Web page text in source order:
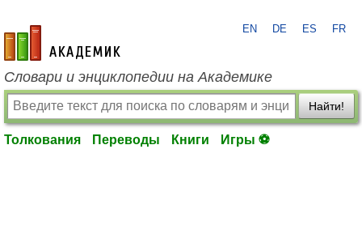
academic.ru
EN DE ES FR
Словари и энциклопедии на Академике
Найти!
Толкования Переводы Книги Игры ⚽